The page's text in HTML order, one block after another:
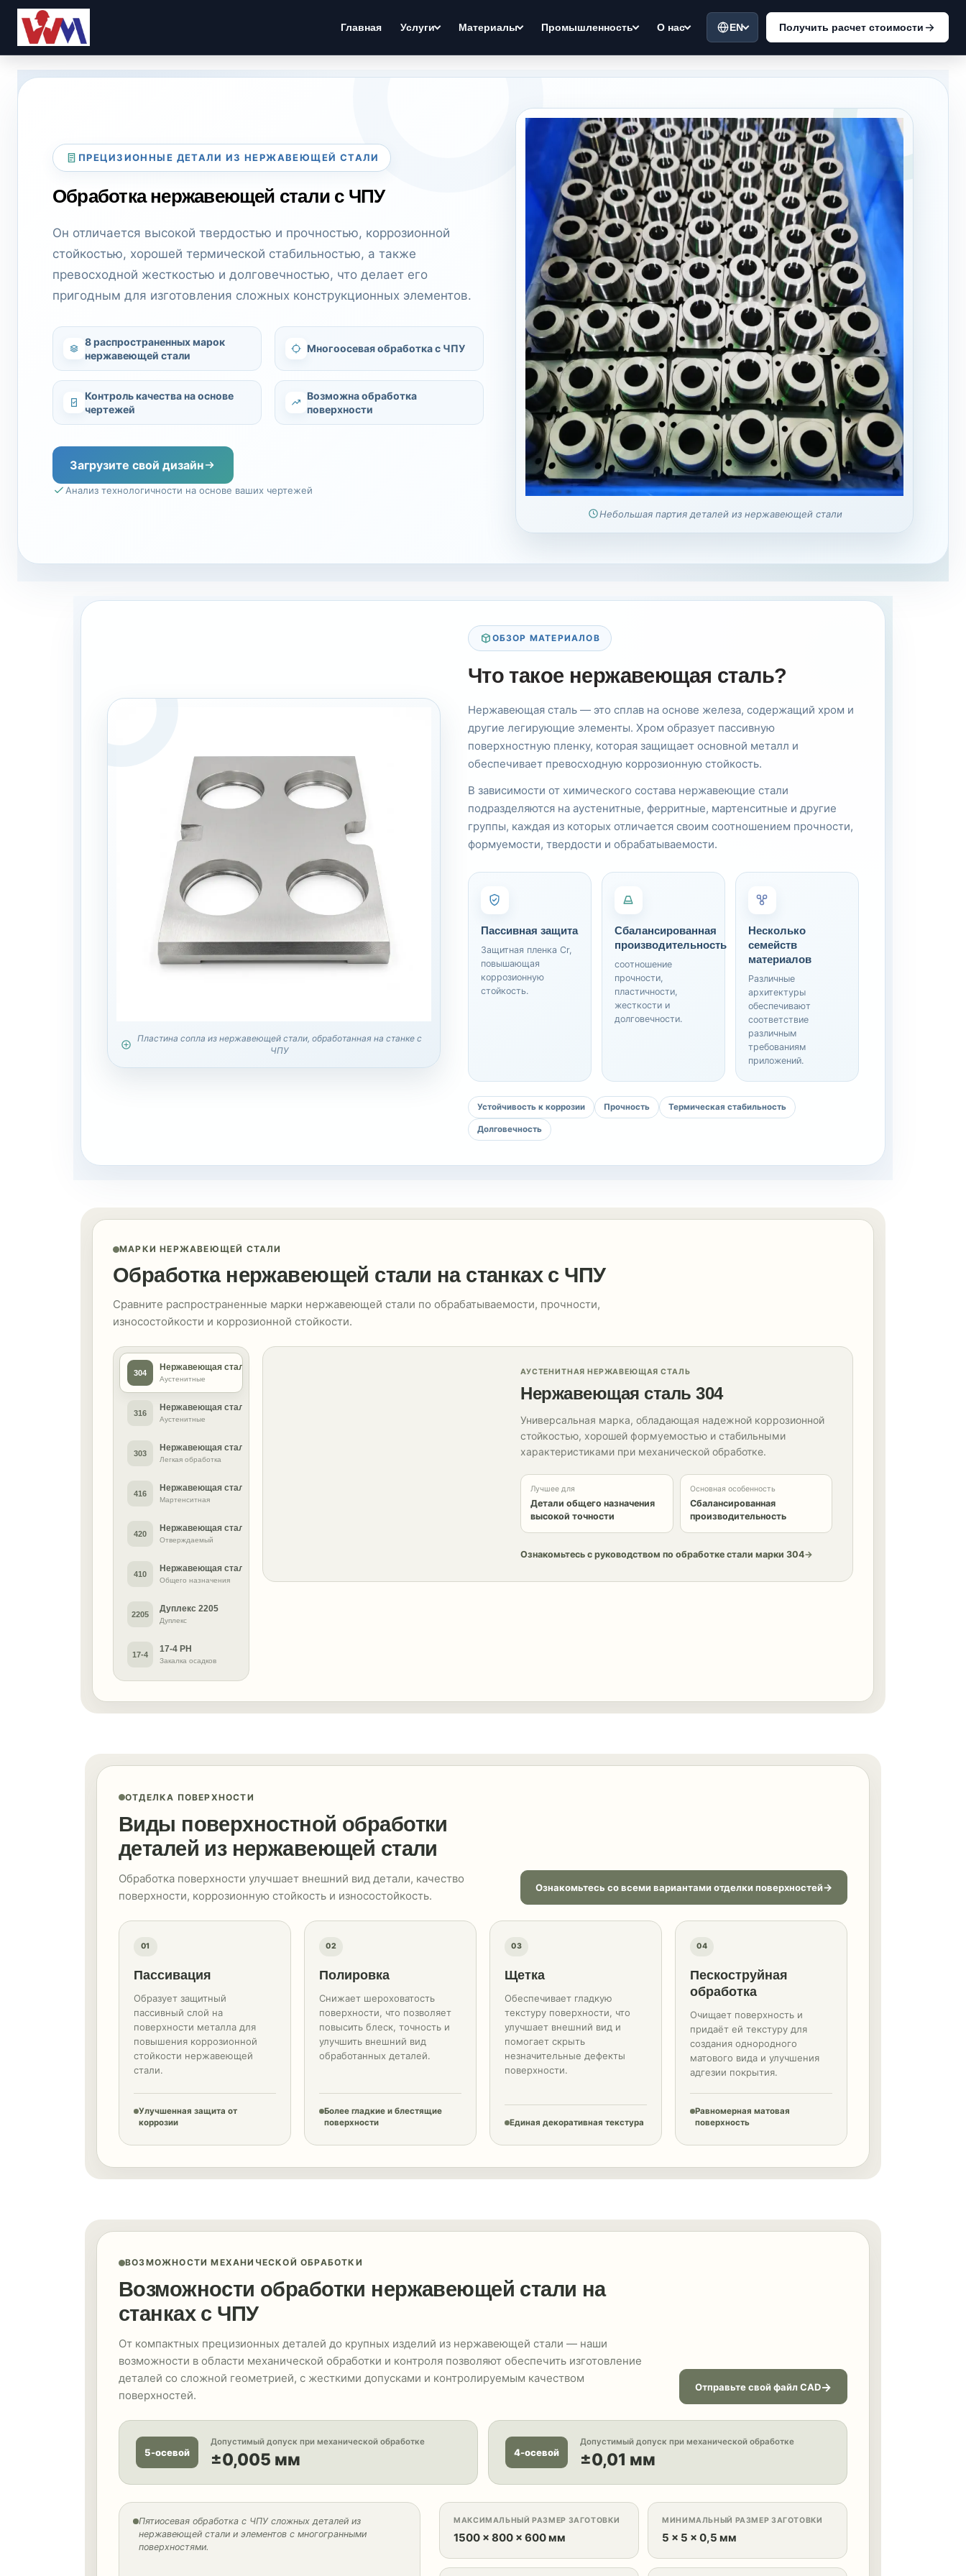
Главная Услуги Материалы Промышленность О нас EN Получить расчет стоимости
ПРЕЦИЗИОННЫЕ ДЕТАЛИ ИЗ НЕРЖАВЕЮЩЕЙ СТАЛИ
Обработка нержавеющей стали с ЧПУ
Он отличается высокой твердостью и прочностью, коррозионной
стойкостью, хорошей термической стабильностью, а также
превосходной жесткостью и долговечностью, что делает его
пригодным для изготовления сложных конструкционных элементов.
8 распространенных марок
нержавеющей стали
Многоосевая обработка с ЧПУ
Контроль качества на основе
чертежей
Возможна обработка
поверхности
Загрузите свой дизайн
Анализ технологичности на основе ваших чертежей
Небольшая партия деталей из нержавеющей стали
Пластина сопла из нержавеющей стали, обработанная на станке с
ЧПУ
ОБЗОР МАТЕРИАЛОВ
Что такое нержавеющая сталь?
Нержавеющая сталь — это сплав на основе железа, содержащий хром и
другие легирующие элементы. Хром образует пассивную
поверхностную пленку, которая защищает основной металл и
обеспечивает превосходную коррозионную стойкость.
В зависимости от химического состава нержавеющие стали
подразделяются на аустенитные, ферритные, мартенситные и другие
группы, каждая из которых отличается своим соотношением прочности,
формуемости, твердости и обрабатываемости.
Пассивная защита
Защитная пленка Cr,
повышающая
коррозионную
стойкость.
Сбалансированная
производительность
соотношение
прочности,
пластичности,
жесткости и
долговечности.
Несколько
семейств
материалов
Различные
архитектуры
обеспечивают
соответствие
различным
требованиям
приложений.
Устойчивость к коррозии Прочность Термическая стабильность
Долговечность
МАРКИ НЕРЖАВЕЮЩЕЙ СТАЛИ
Обработка нержавеющей стали на станках с ЧПУ
Сравните распространенные марки нержавеющей стали по обрабатываемости, прочности,
износостойкости и коррозионной стойкости.
304
Нержавеющая сталь 304
Аустенитные
316
Нержавеющая сталь 316
Аустенитные
303
Нержавеющая сталь 303
Легкая обработка
416
Нержавеющая сталь 416
Мартенситная
420
Нержавеющая сталь 420
Отверждаемый
410
Нержавеющая сталь 410
Общего назначения
2205
Дуплекс 2205
Дуплекс
17-4
17-4 PH
Закалка осадков
АУСТЕНИТНАЯ НЕРЖАВЕЮЩАЯ СТАЛЬ
Нержавеющая сталь 304
Универсальная марка, обладающая надежной коррозионной
стойкостью, хорошей формуемостью и стабильными
характеристиками при механической обработке.
Лучшее для
Детали общего назначения
высокой точности
Основная особенность
Сбалансированная
производительность
Ознакомьтесь с руководством по обработке стали марки 304
ОТДЕЛКА ПОВЕРХНОСТИ
Виды поверхностной обработки
деталей из нержавеющей стали
Обработка поверхности улучшает внешний вид детали, качество
поверхности, коррозионную стойкость и износостойкость.
Ознакомьтесь со всеми вариантами отделки поверхностей
01
Пассивация
Образует защитный
пассивный слой на
поверхности металла для
повышения коррозионной
стойкости нержавеющей
стали.
Улучшенная защита от
коррозии
02
Полировка
Снижает шероховатость
поверхности, что позволяет
повысить блеск, точность и
улучшить внешний вид
обработанных деталей.
Более гладкие и блестящие
поверхности
03
Щетка
Обеспечивает гладкую
текстуру поверхности, что
улучшает внешний вид и
помогает скрыть
незначительные дефекты
поверхности.
Единая декоративная текстура
04
Пескоструйная
обработка
Очищает поверхность и
придаёт ей текстуру для
создания однородного
матового вида и улучшения
адгезии покрытия.
Равномерная матовая
поверхность
ВОЗМОЖНОСТИ МЕХАНИЧЕСКОЙ ОБРАБОТКИ
Возможности обработки нержавеющей стали на
станках с ЧПУ
От компактных прецизионных деталей до крупных изделий из нержавеющей стали — наши
возможности в области механической обработки и контроля позволяют обеспечить изготовление
деталей со сложной геометрией, с жесткими допусками и контролируемым качеством
поверхностей.
Отправьте свой файл CAD
5-осевой
Допустимый допуск при механической обработке
±0,005 мм 4-осевой
Допустимый допуск при механической обработке
±0,01 мм
Пятиосевая обработка с ЧПУ сложных деталей из
нержавеющей стали и элементов с многогранными
поверхностями.
МАКСИМАЛЬНЫЙ РАЗМЕР ЗАГОТОВКИ
1500 × 800 × 600 мм
МИНИМАЛЬНЫЙ РАЗМЕР ЗАГОТОВКИ
5 × 5 × 0,5 мм